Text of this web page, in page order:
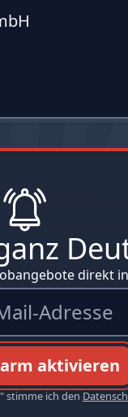
direkt
aktivieren
stimme ich den